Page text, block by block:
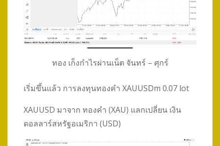
ทอง เก็งกำไรผ่านเน็ต จันทร์ – ศุกร์
เริ่มขึ้นแล้ว การลงทุนทองคำ XAUUSDm 0.07 lot
XAUUSD มาจาก ทองคำ (XAU) แลกเปลี่ยน เงิน
ดอลลาร์สหรัฐอเมริกา (USD)